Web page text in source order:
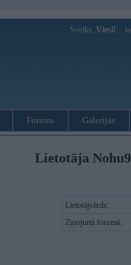
Sveiks, Viesi!
Forums Galerijas
Lietotāja
Lietotājvārds:
Ziņojumi forumā: